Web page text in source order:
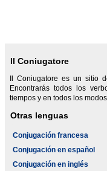
Il Coniugatore
Il Coniugatore es un sitio
Encontrarás todos los
tiempos y en todos los
Otras lenguas
Conjugación francesa
Conjugación en español
Conjugación en inglés